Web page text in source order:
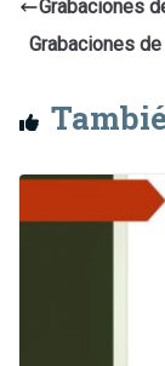
Grabaciones
Grabaciones